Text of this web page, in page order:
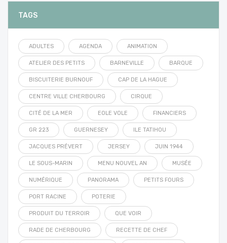
TAGS
ADULTES AGENDA ANIMATION
ATELIER DES PETITS BARNEVILLE BARQUE
BISCUITERIE BURNOUF CAP DE LA HAGUE
CENTRE VILLE CHERBOURG CIRQUE
CITÉ DE LA MER EOLE VOLE FINANCIERS
GR 223 GUERNESEY ILE TATIHOU
JACQUES PRÉVERT JERSEY JUIN 1944
LE SOUS-MARIN MENU NOUVEL AN MUSÉE
NUMÉRIQUE PANORAMA PETITS FOURS
PORT RACINE POTERIE
PRODUIT DU TERROIR QUE VOIR
RADE DE CHERBOURG RECETTE DE CHEF